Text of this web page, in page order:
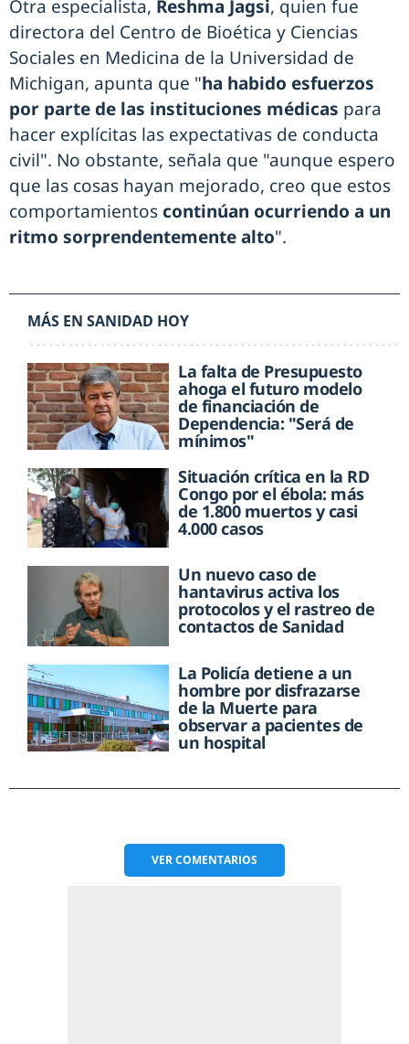
Otra especialista, Reshma Jagsi, quien fue
directora del Centro de Bioética y Ciencias
Sociales en Medicina de la Universidad de
Michigan, apunta que "ha habido esfuerzos
por parte de las instituciones médicas para
hacer explícitas las expectativas de conducta
civil". No obstante, señala que "aunque espero
que las cosas hayan mejorado, creo que estos
comportamientos continúan ocurriendo a un
ritmo sorprendentemente alto".
MÁS EN SANIDAD HOY
La falta de Presupuesto
ahoga el futuro modelo
de financiación de
Dependencia: "Será de
mínimos"
Situación crítica en la RD
Congo por el ébola: más
de 1.800 muertos y casi
4.000 casos
Un nuevo caso de
hantavirus activa los
protocolos y el rastreo de
contactos de Sanidad
La Policía detiene a un
hombre por disfrazarse
de la Muerte para
observar a pacientes de
un hospital
VERCOMENTARIOS